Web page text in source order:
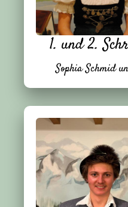
1. und 2.
Sophia Schmid